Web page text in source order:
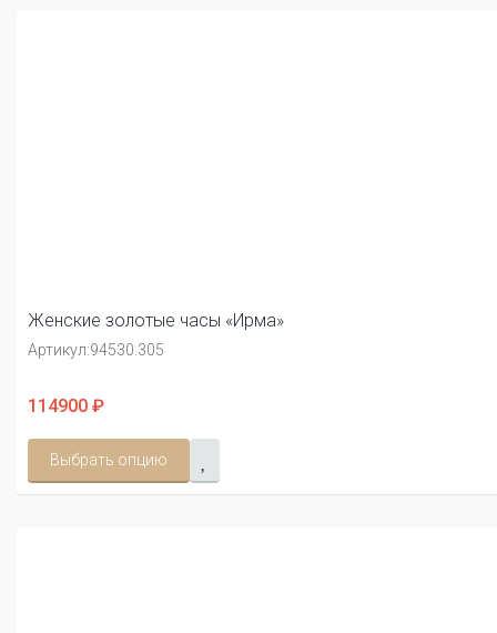
Женские золотые часы «Ирма»
Артикул:94530.305
114900 ₽
Выбрать опцию